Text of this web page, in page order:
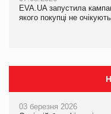
EVA.UA запустила
якого покупці не
05.08.2026
Мережа супермаркетів
03 березня 2026